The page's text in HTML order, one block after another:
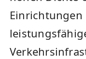
Einrichtungen